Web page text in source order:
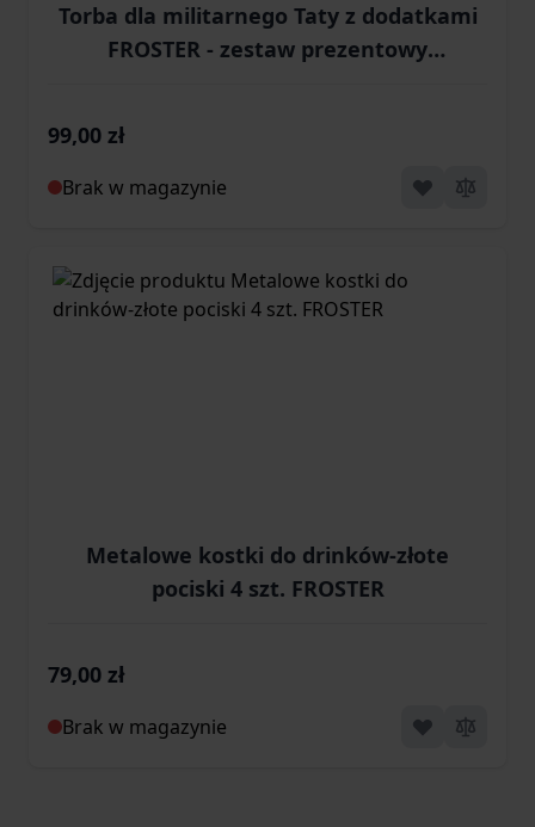
Torba dla militarnego Taty z dodatkami
FROSTER - zestaw prezentowy
99,00 zł
Brak w magazynie
Metalowe kostki do drinków-złote
pociski 4 szt. FROSTER
79,00 zł
Brak w magazynie